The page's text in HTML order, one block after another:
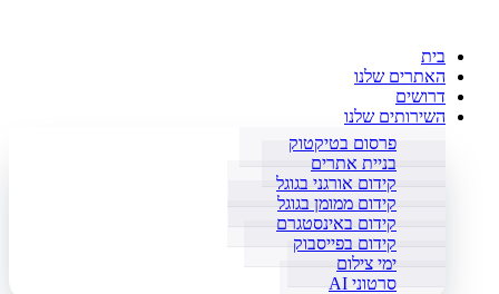
בית
האתרים שלנו
דרושים
השירותים שלנו
פרסום בטיקטוק
בניית אתרים
קידום אורגני בגוגל
קידום ממומן בגוגל
קידום באינסטגרם
קידום בפייסבוק
ימי צילום
סרטוני AI